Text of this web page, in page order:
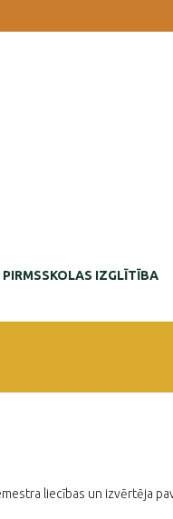
PIRMSSKOLAS IZGLĪTĪBA
liecības un izvērtēja